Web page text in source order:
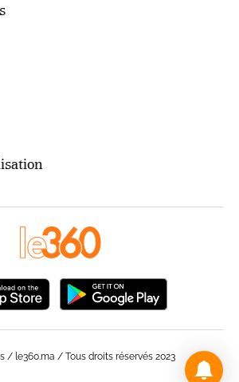
/ le360.ma / Tous droits réservés 2023